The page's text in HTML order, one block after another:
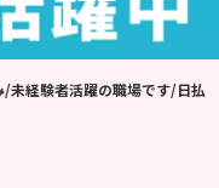
/未経験者活躍の職場です/日払